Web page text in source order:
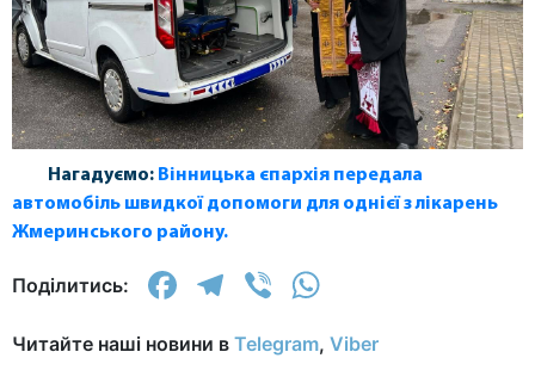
Нагадуємо: Вінницька єпархія передала
автомобіль швидкої допомоги для однієї з лікарень
Жмеринського району.
Поділитись: Facebook
Telegram
Viber
Читайте наші новини в Telegram, Viber